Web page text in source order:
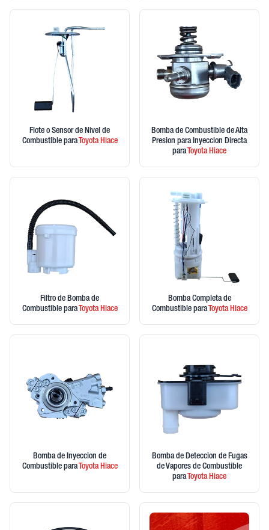
Flote o Sensor de Nivel de
Combustible para ToyotaHiace
Bomba de Combustible de Alta
Presion para Inyeccion Directa
para ToyotaHiace
Filtro de Bomba de
Combustible para ToyotaHiace
Bomba Completa de
Combustible para ToyotaHiace
Bomba de Inyeccion de
Combustible para ToyotaHiace
Bomba de Deteccion de Fugas
de Vapores de Combustible
para ToyotaHiace